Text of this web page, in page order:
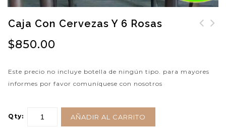
Caja Con Cervezas Y 6 Rosas
$850.00
Este precio no incluye botella de ningún tipo. para mayores
informes por favor comuníquese con nosotros
Qty: AÑADIR AL CARRITO